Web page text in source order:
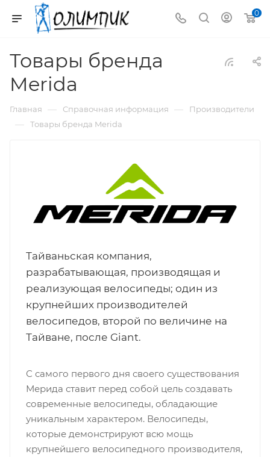
0
Товары бренда
Merida
Главная — Справочная информация — Производители
— Товары бренда Merida
Тайваньская компания,
разрабатывающая, производящая и
реализующая велосипеды; один из
крупнейших производителей
велосипедов, второй по величине на
Тайване, после Giant.
С самого первого дня своего существования
Мерида ставит перед собой цель создавать
современные велосипеды, обладающие
уникальным характером. Велосипеды,
которые демонстрируют всю мощь
крупнейшего велосипедного производителя,